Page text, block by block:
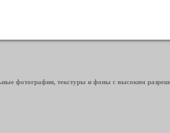
фотографии, текстуры и фоны с высоким